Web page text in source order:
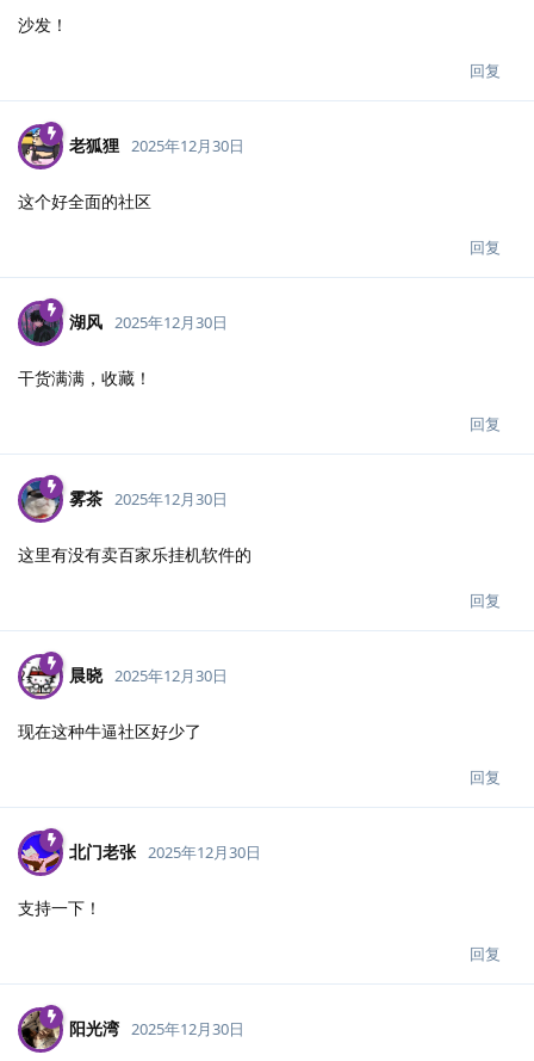
沙发！
回复
老狐狸 2025年12月30日
这个好全面的社区
回复
湖风 2025年12月30日
干货满满，收藏！
回复
雾茶 2025年12月30日
这里有没有卖百家乐挂机软件的
回复
晨晓 2025年12月30日
现在这种牛逼社区好少了
回复
北门老张 2025年12月30日
支持一下！
回复
阳光湾 2025年12月30日